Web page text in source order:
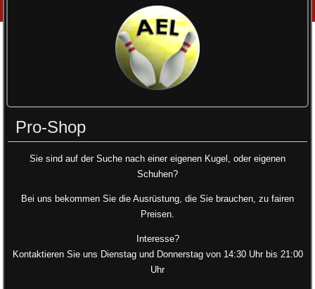
Pro-Shop
Sie sind auf der Suche nach einer eigenen Kugel, oder eigenen
Schuhen?
Bei uns bekommen Sie die Ausrüstung, die Sie brauchen, zu fairen
Preisen.
Interesse?
Kontaktieren Sie uns Dienstag und Donnerstag von 14:30 Uhr bis 21:00
Uhr